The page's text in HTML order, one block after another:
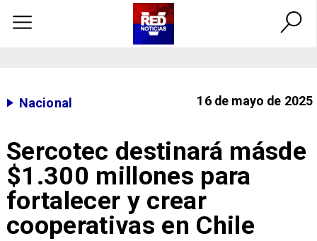
Nacional 16 de mayo de 2025
Sercotec destinará másde
$1.300 millones para
fortalecer y crear
cooperativas en Chile